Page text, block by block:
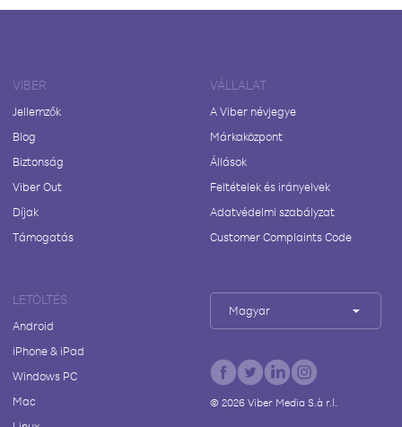
VIBER
Jellemzők
Blog
Biztonság
Viber Out
Díjak
Támogatás
VÁLLALAT
A Viber névjegye
Márkaközpont
Állások
Feltételek és irányelvek
Adatvédelmi szabályzat
Customer Complaints Code
LETÖLTÉS
Android
iPhone & iPad
Windows PC
Mac
Magyar
© 2026Viber Media S.à r.l.